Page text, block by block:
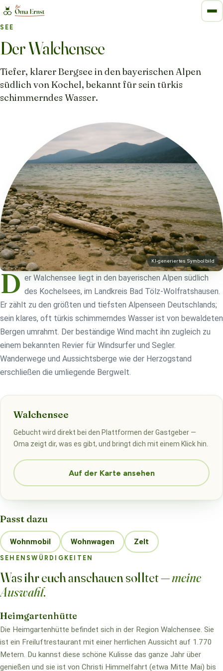
SEE
Der Walchensee
Tiefer, klarer Bergsee in den bayerischen Alpen
südlich von Kochel, bekannt für sein türkis
schimmerndes Wasser.
KI-generiertes Symbolbild
D er Walchensee liegt in den bayerischen Alpen südlich
des Kochelsees, im Landkreis Bad Tölz-Wolfratshausen.
Er zählt zu den größten und tiefsten Alpenseen Deutschlands;
sein klares, oft türkis schimmerndes Wasser ist von bewaldeten
Bergen umrahmt. Der beständige Wind macht ihn zugleich zu
einem bekannten Revier für Windsurfer und Segler.
Wanderwege und Aussichtsberge wie der Herzogstand
erschließen die umliegende Bergwelt.
Walchensee
Gebucht wird direkt bei den Plattformen der Gastgeber —
Oma zeigt dir, was es gibt, und bringt dich mit einem Klick hin.
Auf der Karte ansehen
Passt dazu
Wohnmobil Wohnwagen Zelt
SEHENSWÜRDIGKEITEN
Was ihr euch anschauen solltet —meine
Auswahl.
Heimgartenhütte
Die Heimgartenhütte befindet sich in der Region Walchensee. Sie
ist ein Freiluftrestaurant mit einer herrlichen Aussicht auf 1.770
Metern. Du kannst diese schöne Kulisse das ganze Jahr über
genießen und sie ist von Christi Himmelfahrt (etwa Mitte Mai) bis